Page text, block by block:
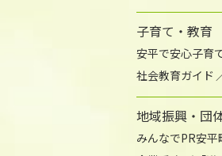
子育て・教育
安平で安心子育
社会教育ガイド
地域振興・団
みんなでPR安平